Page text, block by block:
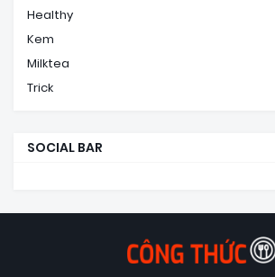
Healthy
Kem
Milktea
Trick
SOCIAL BAR